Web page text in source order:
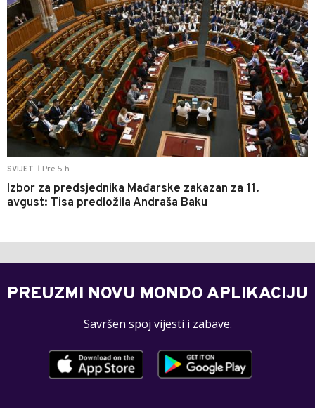
SVIJET Pre 5 h
Izbor za predsjednika Mađarske zakazan za 11.
avgust: Tisa predložila Andraša Baku
PREUZMI NOVU MONDO APLIKACIJU
Savršen spoj vijesti i zabave.